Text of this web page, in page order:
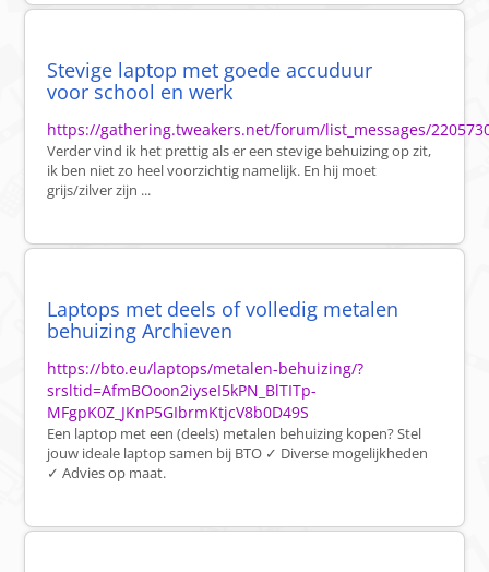
Stevige laptop met goede accuduur
voor school en werk
https://gathering.tweakers.net/forum/list_messages/
Verder vind ik het prettig als er een stevige behuizing op zit,
ik ben niet zo heel voorzichtig namelijk. En hij moet
grijs/zilver zijn ...
Laptops met deels of volledig metalen
behuizing Archieven
https://bto.eu/laptops/metalen-behuizing/?
srsltid=AfmBOoon2iyseI5kPN_BlTITp-
MFgpK0Z_JKnP5GIbrmKtjcV8b0D49S
Een laptop met een (deels) metalen behuizing kopen? Stel
jouw ideale laptop samen bij BTO ✓ Diverse mogelijkheden
✓ Advies op maat.